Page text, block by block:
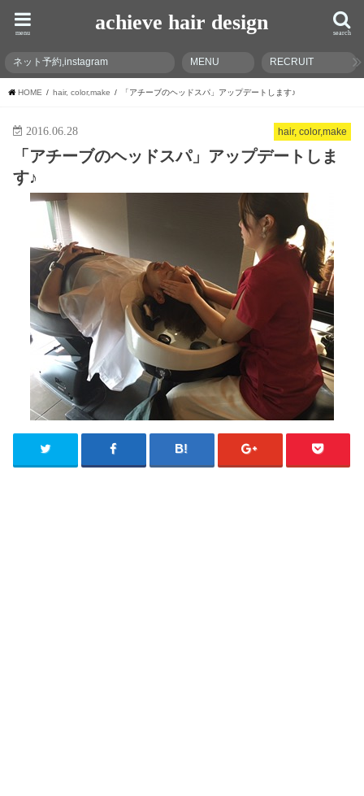
achieve hair design search
menu
ネット予約,instagram MENU RECRUIT
HOME hair, color,make 「アチーブのヘッドスパ」アップデートします♪
hair, color,make
2016.06.28
「アチーブのヘッドスパ」アップデートしま
す♪